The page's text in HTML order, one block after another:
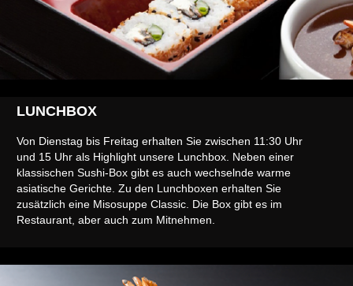
LUNCHBOX
Von Dienstag bis Freitag erhalten Sie zwischen 11:30 Uhr
und 15 Uhr als Highlight unsere Lunchbox. Neben einer
klassischen Sushi-Box gibt es auch wechselnde warme
asiatische Gerichte. Zu den Lunchboxen erhalten Sie
zusätzlich eine Misosuppe Classic. Die Box gibt es im
Restaurant, aber auch zum Mitnehmen.